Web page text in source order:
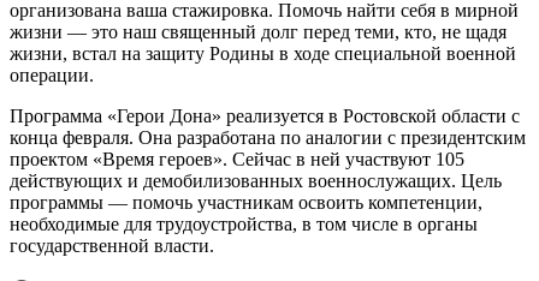
организована ваша стажировка. Помочь найти себя в мирной
жизни — это наш священный долг перед теми, кто, не щадя
жизни, встал на защиту Родины в ходе специальной военной
операции.
Программа «Герои Дона» реализуется в Ростовской области с
конца февраля. Она разработана по аналогии с президентским
проектом «Время героев». Сейчас в ней участвуют 105
действующих и демобилизованных военнослужащих. Цель
программы — помочь участникам освоить компетенции,
необходимые для трудоустройства, в том числе в органы
государственной власти.